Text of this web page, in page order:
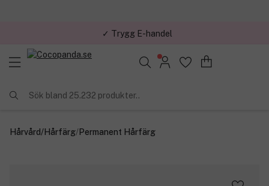
✓ Trygg E-handel
Sök bland 25.232 produkter..
Hårvård/Hårfärg/Permanent Hårfärg